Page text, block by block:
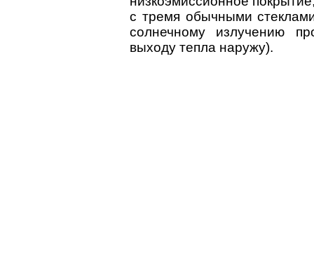
с тремя обычными
солнечному излучению
выходу тепла наружу).